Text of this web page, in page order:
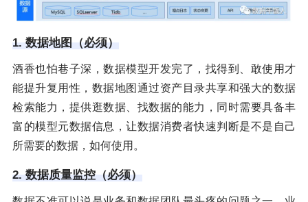
1. 数据地图（必须）
酒香也怕巷子深，数据模型开发完了，找得到、敢使用才
能提升复用性，数据地图通过资产目录共享和强大的数据
检索能力，提供逛数据、找数据的能力，同时需要具备丰
富的模型元数据信息，让数据消费者快速判断是不是自己
所需要的数据，如何使用。
2. 数据质量监控（必须）